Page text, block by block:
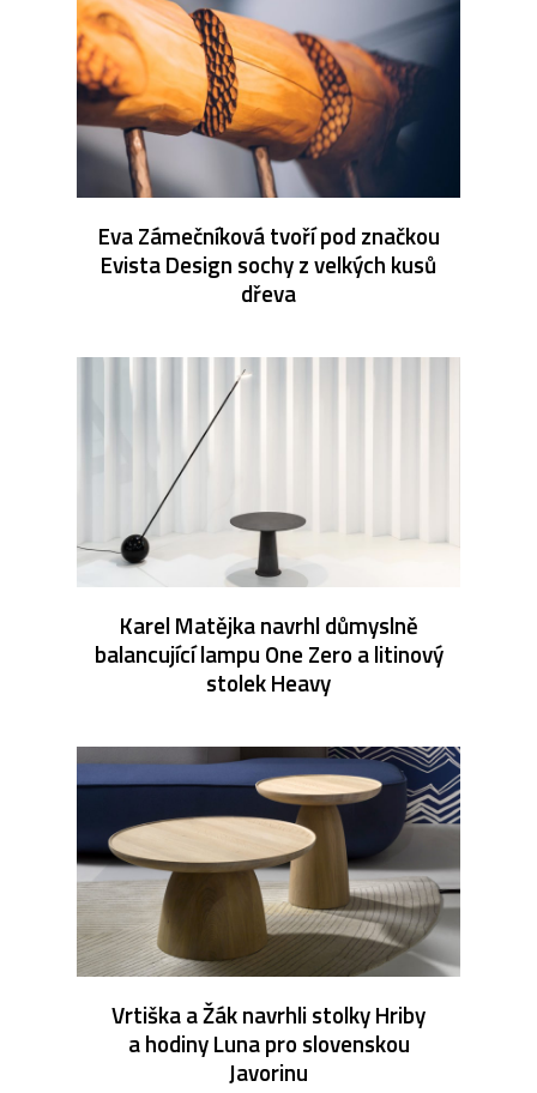
Eva Zámečníková tvoří pod značkou
Evista Design sochy z velkých kusů
dřeva
Karel Matějka navrhl důmyslně
balancující lampu One Zero a litinový
stolek Heavy
Vrtiška a Žák navrhli stolky Hriby
a hodiny Luna pro slovenskou
Javorinu